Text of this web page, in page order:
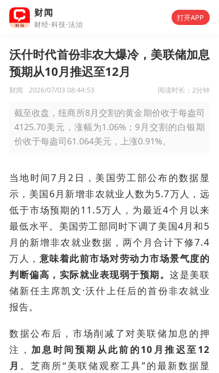
财闻
财经·科技·法治
打开APP
沃什时代首份非农大爆冷，美联储加息
预期从10月推迟至12月
财闻 2026/07/03 08:44:53 阅读时长： 2分钟
截至收盘，纽商所8月交割的黄金期价收于每盎司
4125.70美元，涨幅为1.06%；9月交割的白银期
价收于每盎司61.064美元，上涨0.91%。
当地时间7月2日，美国劳工部公布的数据显
示，美国6月新增非农就业人数为5.7万人，远
低于市场预期的11.5万人，为最近4个月以来
最低水平。美国劳工部同时下调了美国4月和5
月的新增非农就业数据，两个月合计下修7.4
万人， 意味着此前市场对劳动力市场景气度的
判断偏高，实际就业表现弱于预期。这是美联
储新任主席凯文·沃什上任后的首份非农就业
报告。
数据公布后，市场削减了对美联储加息的押
注， 加息时间预期从此前的10月推迟至12
月 。芝商所“美联储观察工具”的最新数据显